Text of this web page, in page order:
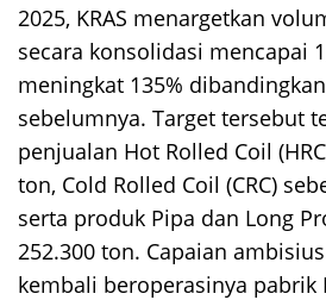
2025, KRAS menargetkan
secara konsolidasi mencapai
meningkat 135%
sebelumnya. Target tersebut
penjualan Hot Rolled Coil
ton, Cold Rolled Coil (CRC)
serta produk Pipa dan Long
252.300 ton. Capaian
kembali beroperasinya pabrik